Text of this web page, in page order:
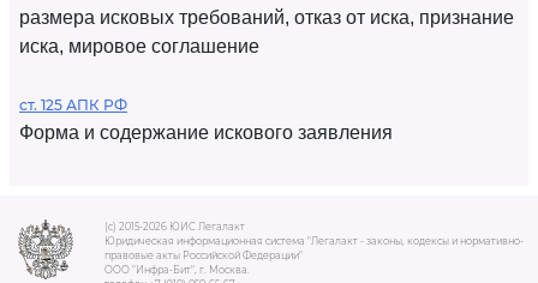
размера исковых требований, отказ от иска, признание
иска, мировое соглашение
ст. 125 АПК РФ
Форма и содержание искового заявления
(c) 2015-2026 ЮИС Легалакт
Юридическая информационная система "Легалакт - законы, кодексы и нормативно-
правовые акты Российской Федерации"
ООО "Инфра-Бит", г. Москва.